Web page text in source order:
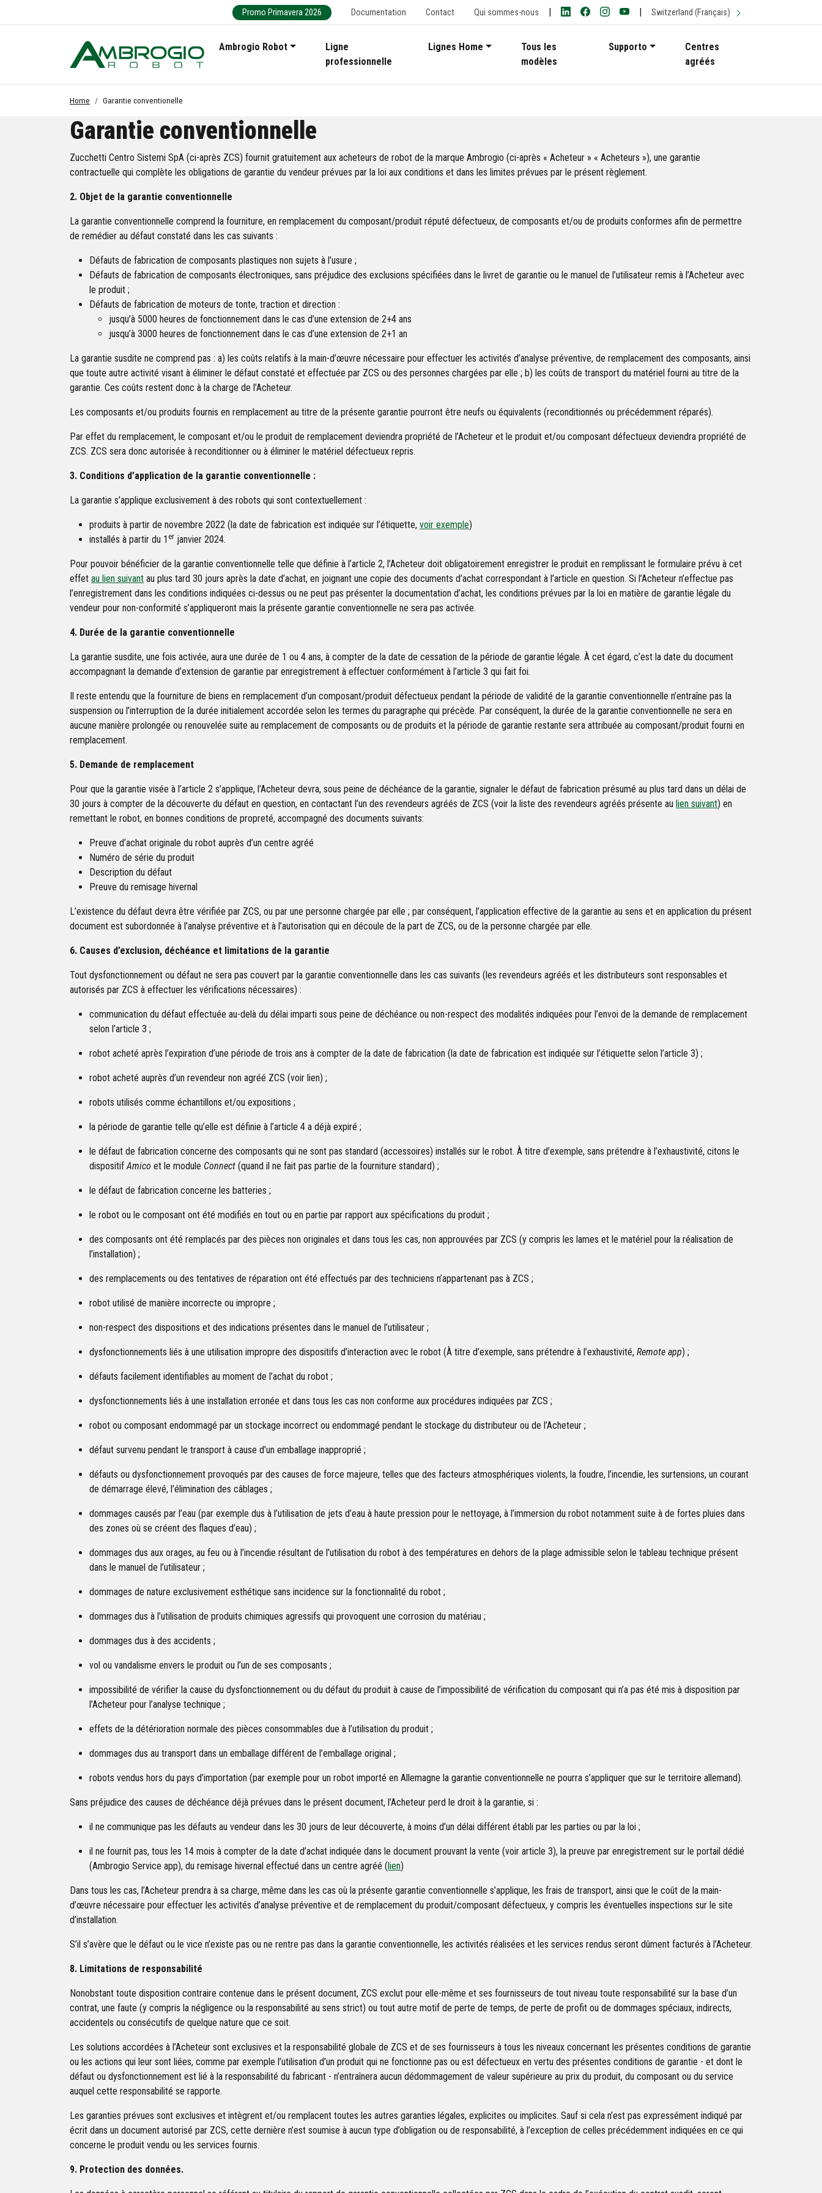
Promo Primavera 2026 Documentation Contact Qui sommes-nous | | Switzerland (Français)
Ambrogio Robot
Ligne
professionnelle
Lignes Home
Tous les
modèles
Supporto
Centres
agréés
Home Garantie conventionelle
Garantie conventionnelle
Zucchetti Centro Sistemi SpA (ci-après ZCS) fournit gratuitement aux acheteurs de robot de la marque Ambrogio (ci-après « Acheteur » « Acheteurs »), une garantie
contractuelle qui complète les obligations de garantie du vendeur prévues par la loi aux conditions et dans les limites prévues par le présent règlement.
2. Objet de la garantie conventionnelle
La garantie conventionnelle comprend la fourniture, en remplacement du composant/produit réputé défectueux, de composants et/ou de produits conformes afin de permettre
de remédier au défaut constaté dans les cas suivants :
Défauts de fabrication de composants plastiques non sujets à l’usure ;
Défauts de fabrication de composants électroniques, sans préjudice des exclusions spécifiées dans le livret de garantie ou le manuel de l’utilisateur remis à l’Acheteur avec
le produit ;
Défauts de fabrication de moteurs de tonte, traction et direction :
jusqu’à 5000 heures de fonctionnement dans le cas d’une extension de 2+4 ans
jusqu’à 3000 heures de fonctionnement dans le cas d’une extension de 2+1 an
La garantie susdite ne comprend pas : a) les coûts relatifs à la main-d’œuvre nécessaire pour effectuer les activités d’analyse préventive, de remplacement des composants, ainsi
que toute autre activité visant à éliminer le défaut constaté et effectuée par ZCS ou des personnes chargées par elle ; b) les coûts de transport du matériel fourni au titre de la
garantie. Ces coûts restent donc à la charge de l’Acheteur.
Les composants et/ou produits fournis en remplacement au titre de la présente garantie pourront être neufs ou équivalents (reconditionnés ou précédemment réparés).
Par effet du remplacement, le composant et/ou le produit de remplacement deviendra propriété de l’Acheteur et le produit et/ou composant défectueux deviendra propriété de
ZCS. ZCS sera donc autorisée à reconditionner ou à éliminer le matériel défectueux repris.
3. Conditions d’application de la garantie conventionnelle :
La garantie s’applique exclusivement à des robots qui sont contextuellement :
produits à partir de novembre 2022 (la date de fabrication est indiquée sur l’étiquette, voir exemple)
installés à partir du 1er janvier 2024.
Pour pouvoir bénéficier de la garantie conventionnelle telle que définie à l’article 2, l’Acheteur doit obligatoirement enregistrer le produit en remplissant le formulaire prévu à cet
effet au lien suivant au plus tard 30 jours après la date d’achat, en joignant une copie des documents d’achat correspondant à l’article en question. Si l’Acheteur n’effectue pas
l’enregistrement dans les conditions indiquées ci-dessus ou ne peut pas présenter la documentation d’achat, les conditions prévues par la loi en matière de garantie légale du
vendeur pour non-conformité s’appliqueront mais la présente garantie conventionnelle ne sera pas activée.
4. Durée de la garantie conventionnelle
La garantie susdite, une fois activée, aura une durée de 1 ou 4 ans, à compter de la date de cessation de la période de garantie légale. À cet égard, c’est la date du document
accompagnant la demande d’extension de garantie par enregistrement à effectuer conformément à l’article 3 qui fait foi.
Il reste entendu que la fourniture de biens en remplacement d’un composant/produit défectueux pendant la période de validité de la garantie conventionnelle n’entraîne pas la
suspension ou l’interruption de la durée initialement accordée selon les termes du paragraphe qui précède. Par conséquent, la durée de la garantie conventionnelle ne sera en
aucune manière prolongée ou renouvelée suite au remplacement de composants ou de produits et la période de garantie restante sera attribuée au composant/produit fourni en
remplacement.
5. Demande de remplacement
Pour que la garantie visée à l’article 2 s’applique, l’Acheteur devra, sous peine de déchéance de la garantie, signaler le défaut de fabrication présumé au plus tard dans un délai de
30 jours à compter de la découverte du défaut en question, en contactant l’un des revendeurs agréés de ZCS (voir la liste des revendeurs agréés présente au lien suivant) en
remettant le robot, en bonnes conditions de propreté, accompagné des documents suivants:
Preuve d’achat originale du robot auprès d’un centre agréé
Numéro de série du produit
Description du défaut
Preuve du remisage hivernal
L’existence du défaut devra être vérifiée par ZCS, ou par une personne chargée par elle ; par conséquent, l’application effective de la garantie au sens et en application du présent
document est subordonnée à l’analyse préventive et à l’autorisation qui en découle de la part de ZCS, ou de la personne chargée par elle.
6. Causes d’exclusion, déchéance et limitations de la garantie
Tout dysfonctionnement ou défaut ne sera pas couvert par la garantie conventionnelle dans les cas suivants (les revendeurs agréés et les distributeurs sont responsables et
autorisés par ZCS à effectuer les vérifications nécessaires) :
communication du défaut effectuée au-delà du délai imparti sous peine de déchéance ou non-respect des modalités indiquées pour l’envoi de la demande de remplacement
selon l’article 3 ;
robot acheté après l’expiration d’une période de trois ans à compter de la date de fabrication (la date de fabrication est indiquée sur l’étiquette selon l’article 3) ;
robot acheté auprès d’un revendeur non agréé ZCS (voir lien) ;
robots utilisés comme échantillons et/ou expositions ;
la période de garantie telle qu’elle est définie à l’article 4 a déjà expiré ;
le défaut de fabrication concerne des composants qui ne sont pas standard (accessoires) installés sur le robot. À titre d’exemple, sans prétendre à l’exhaustivité, citons le
dispositifAmico et le module Connect (quand il ne fait pas partie de la fourniture standard) ;
le défaut de fabrication concerne les batteries ;
le robot ou le composant ont été modifiés en tout ou en partie par rapport aux spécifications du produit ;
des composants ont été remplacés par des pièces non originales et dans tous les cas, non approuvées par ZCS (y compris les lames et le matériel pour la réalisation de
l’installation) ;
des remplacements ou des tentatives de réparation ont été effectués par des techniciens n’appartenant pas à ZCS ;
robot utilisé de manière incorrecte ou impropre ;
non-respect des dispositions et des indications présentes dans le manuel de l’utilisateur ;
dysfonctionnements liés à une utilisation impropre des dispositifs d’interaction avec le robot (À titre d’exemple, sans prétendre à l’exhaustivité, Remote app) ;
défauts facilement identifiables au moment de l’achat du robot ;
dysfonctionnements liés à une installation erronée et dans tous les cas non conforme aux procédures indiquées par ZCS ;
robot ou composant endommagé par un stockage incorrect ou endommagé pendant le stockage du distributeur ou de l’Acheteur ;
défaut survenu pendant le transport à cause d’un emballage inapproprié ;
défauts ou dysfonctionnement provoqués par des causes de force majeure, telles que des facteurs atmosphériques violents, la foudre, l’incendie, les surtensions, un courant
de démarrage élevé, l’élimination des câblages ;
dommages causés par l’eau (par exemple dus à l’utilisation de jets d’eau à haute pression pour le nettoyage, à l’immersion du robot notamment suite à de fortes pluies dans
des zones où se créent des flaques d’eau) ;
dommages dus aux orages, au feu ou à l’incendie résultant de l’utilisation du robot à des températures en dehors de la plage admissible selon le tableau technique présent
dans le manuel de l’utilisateur ;
dommages de nature exclusivement esthétique sans incidence sur la fonctionnalité du robot ;
dommages dus à l’utilisation de produits chimiques agressifs qui provoquent une corrosion du matériau ;
dommages dus à des accidents ;
vol ou vandalisme envers le produit ou l’un de ses composants ;
impossibilité de vérifier la cause du dysfonctionnement ou du défaut du produit à cause de l’impossibilité de vérification du composant qui n’a pas été mis à disposition par
l’Acheteur pour l’analyse technique ;
effets de la détérioration normale des pièces consommables due à l’utilisation du produit ;
dommages dus au transport dans un emballage différent de l’emballage original ;
robots vendus hors du pays d’importation (par exemple pour un robot importé en Allemagne la garantie conventionnelle ne pourra s’appliquer que sur le territoire allemand).
Sans préjudice des causes de déchéance déjà prévues dans le présent document, l’Acheteur perd le droit à la garantie, si :
il ne communique pas les défauts au vendeur dans les 30 jours de leur découverte, à moins d’un délai différent établi par les parties ou par la loi ;
il ne fournit pas, tous les 14 mois à compter de la date d’achat indiquée dans le document prouvant la vente (voir article 3), la preuve par enregistrement sur le portail dédié
(Ambrogio Service app), du remisage hivernal effectué dans un centre agréé (lien)
Dans tous les cas, l’Acheteur prendra à sa charge, même dans les cas où la présente garantie conventionnelle s’applique, les frais de transport, ainsi que le coût de la main-
d’œuvre nécessaire pour effectuer les activités d’analyse préventive et de remplacement du produit/composant défectueux, y compris les éventuelles inspections sur le site
d’installation.
S’il s’avère que le défaut ou le vice n’existe pas ou ne rentre pas dans la garantie conventionnelle, les activités réalisées et les services rendus seront dûment facturés à l’Acheteur.
8. Limitations de responsabilité
Nonobstant toute disposition contraire contenue dans le présent document, ZCS exclut pour elle-même et ses fournisseurs de tout niveau toute responsabilité sur la base d’un
contrat, une faute (y compris la négligence ou la responsabilité au sens strict) ou tout autre motif de perte de temps, de perte de profit ou de dommages spéciaux, indirects,
accidentels ou consécutifs de quelque nature que ce soit.
Les solutions accordées à l’Acheteur sont exclusives et la responsabilité globale de ZCS et de ses fournisseurs à tous les niveaux concernant les présentes conditions de garantie
ou les actions qui leur sont liées, comme par exemple l’utilisation d’un produit qui ne fonctionne pas ou est défectueux en vertu des présentes conditions de garantie - et dont le
défaut ou dysfonctionnement est lié à la responsabilité du fabricant - n’entraînera aucun dédommagement de valeur supérieure au prix du produit, du composant ou du service
auquel cette responsabilité se rapporte.
Les garanties prévues sont exclusives et intègrent et/ou remplacent toutes les autres garanties légales, explicites ou implicites. Sauf si cela n’est pas expressément indiqué par
écrit dans un document autorisé par ZCS, cette dernière n’est soumise à aucun type d’obligation ou de responsabilité, à l’exception de celles précédemment indiquées en ce qui
concerne le produit vendu ou les services fournis.
9. Protection des données.